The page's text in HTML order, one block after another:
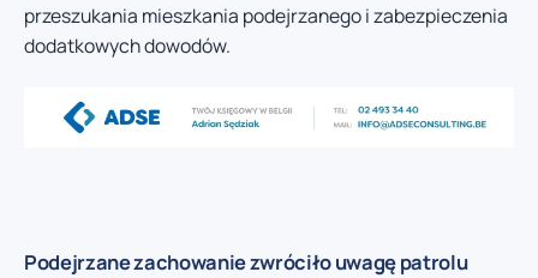
przeszukania mieszkania podejrzanego i zabezpieczenia
dodatkowych dowodów.
Podejrzane zachowanie zwróciło uwagę patrolu